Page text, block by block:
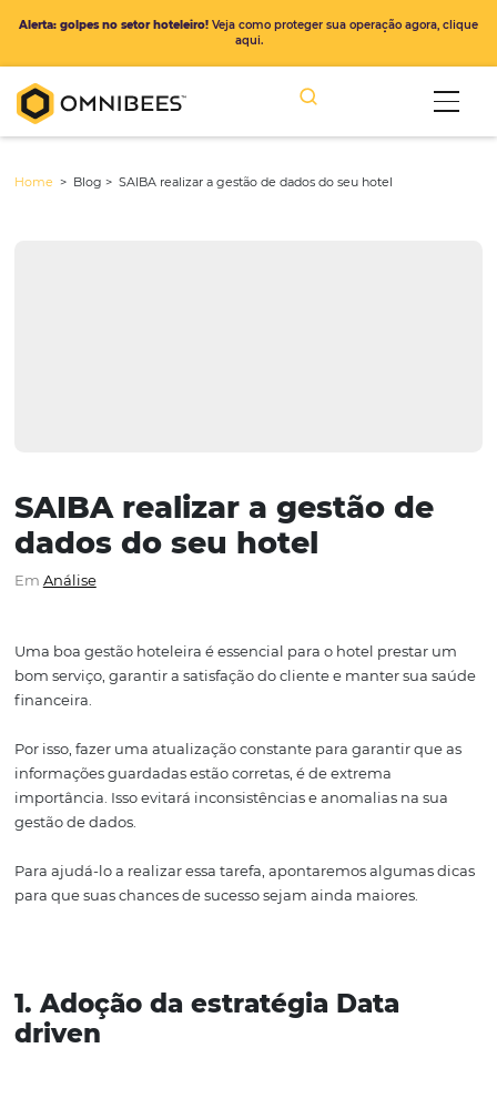
SAIBA realizar a gestão
dados do seu hotel
Em Análise
Uma boa gestão hoteleira é essencial para o hotel
bom serviço, garantir a satisfação do cliente e manter
financeira.
Por isso, fazer uma atualização constante para garantir
informações guardadas estão corretas, é de extrema
Para ajudá-lo a realizar essa tarefa, apontaremos
Alerta: golpes no setor hoteleiro!Veja como proteger sua operação